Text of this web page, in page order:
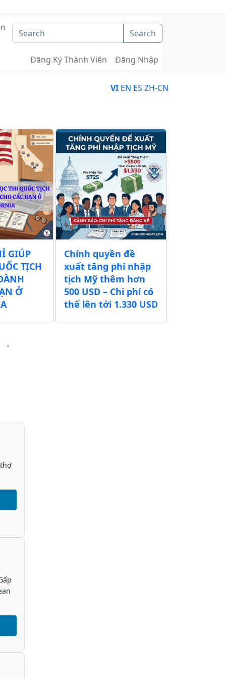
Search
Đăng Ký Thành Viên Đăng Nhập
VI EN ES ZH-CN
GIÚP
TỊCH
Ở
Chính quyền đề
xuất tăng phí nhập
tịch Mỹ thêm hơn
500 USD – Chi phí có
thể lên tới 1.330 USD